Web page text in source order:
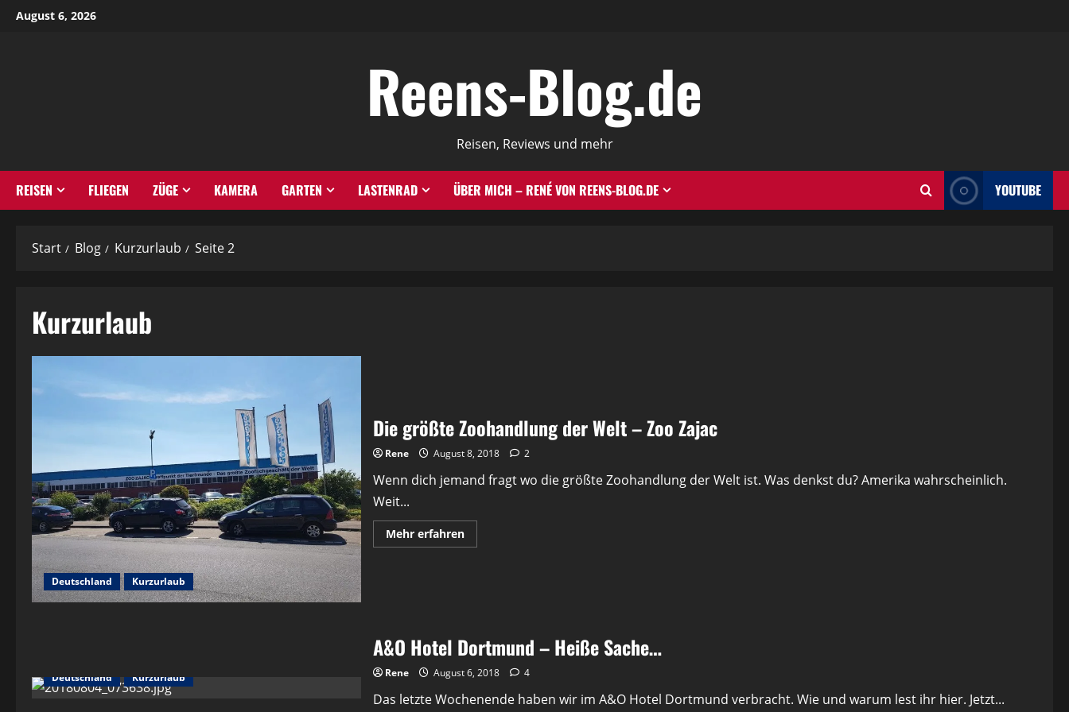
ZumAugust 6, 2026
Reens-Blog.de
Reisen, Reviews und mehr
REISEN FLIEGEN ZÜGE KAMERA GARTEN LASTENRAD ÜBER MICH – RENÉ VON REENS-BLOG.DE YOUTUBE
Start Blog Kurzurlaub Seite 2
Kurzurlaub
Deutschland Kurzurlaub
Die größte Zoohandlung der Welt – Zoo Zajac
Rene August 8, 2018 2
Wenn dich jemand fragt wo die größte Zoohandlung der Welt ist. Was denkst du? Amerika wahrscheinlich.
Weit...
Mehr erfahrenMehr
Informationen
Zajac
Deutschland Kurzurlaub
A&O Hotel Dortmund – Heiße Sache…
Rene August 6, 2018 4
Das letzte Wochenende haben wir im A&O Hotel Dortmund verbracht. Wie und warum lest ihr hier. Jetzt...